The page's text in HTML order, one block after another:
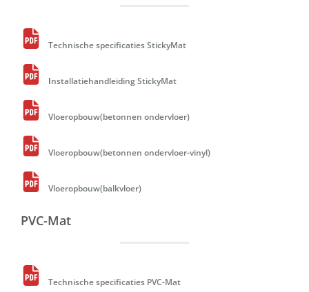
Technische specificaties StickyMat
Installatiehandleiding StickyMat
Vloeropbouw(betonnen ondervloer)
Vloeropbouw(betonnen ondervloer-vinyl)
Vloeropbouw(balkvloer)
PVC-Mat
Technische specificaties PVC-Mat